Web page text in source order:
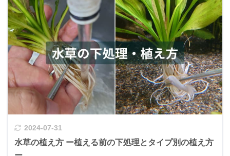
2024-07-31
水草の植え方 ー植える前の下処理とタイプ別の植え方